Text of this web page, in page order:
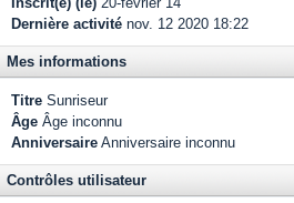
Dernière activité nov. 12 2020 18:22
Mes informations
Titre Sunriseur
Âge Âge inconnu
Anniversaire Anniversaire inconnu
Contrôles utilisateur